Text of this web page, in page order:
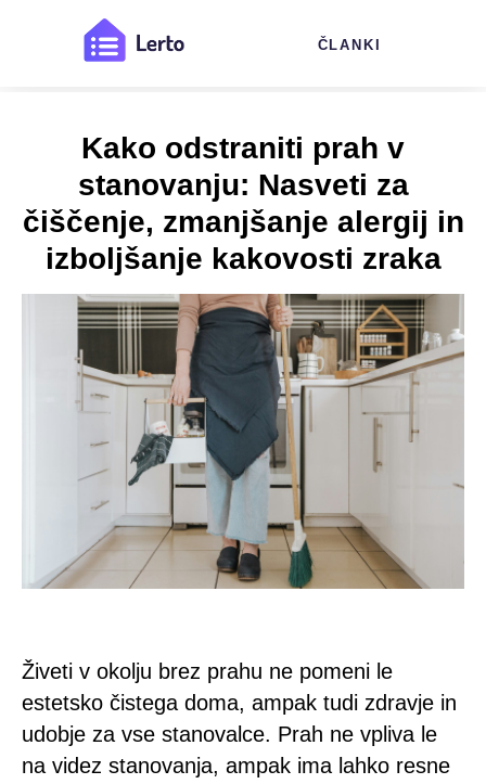
ČLANKI
Kako odstraniti prah v
stanovanju: Nasveti za
čiščenje, zmanjšanje alergij in
izboljšanje kakovosti zraka
Živeti v okolju brez prahu ne pomeni le
estetsko čistega doma, ampak tudi zdravje in
udobje za vse stanovalce. Prah ne vpliva le
na videz stanovanja, ampak ima lahko resne